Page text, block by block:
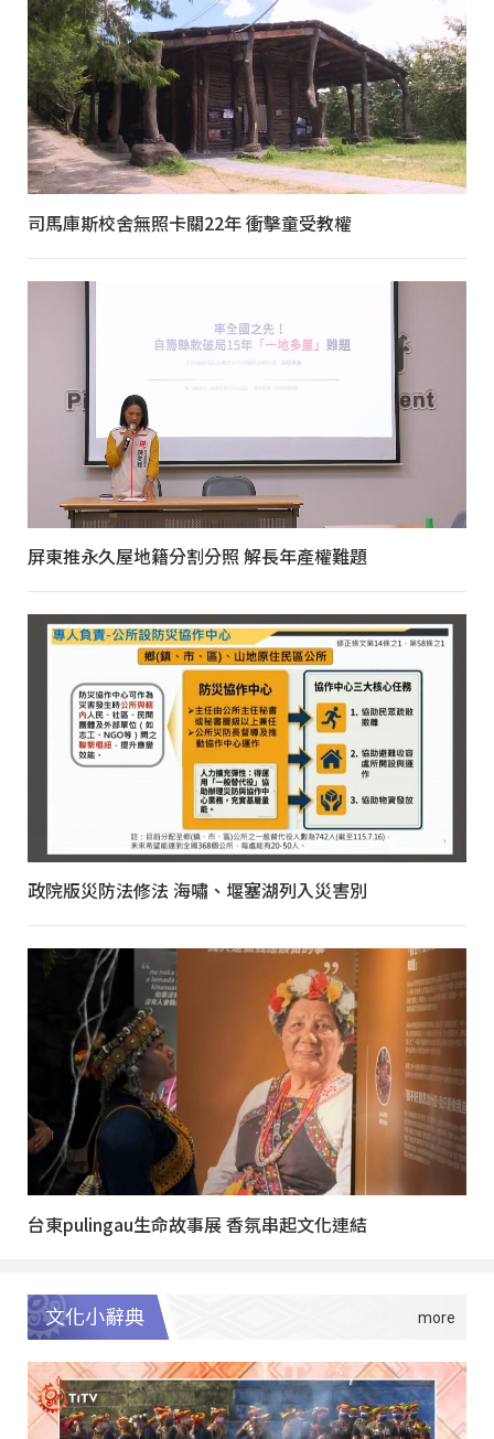
司馬庫斯校舍無照卡關22年 衝擊童受教權
屏東推永久屋地籍分割分照 解長年產權難題
政院版災防法修法 海嘯、堰塞湖列入災害別
台東pulingau生命故事展 香氛串起文化連結
文化小辭典